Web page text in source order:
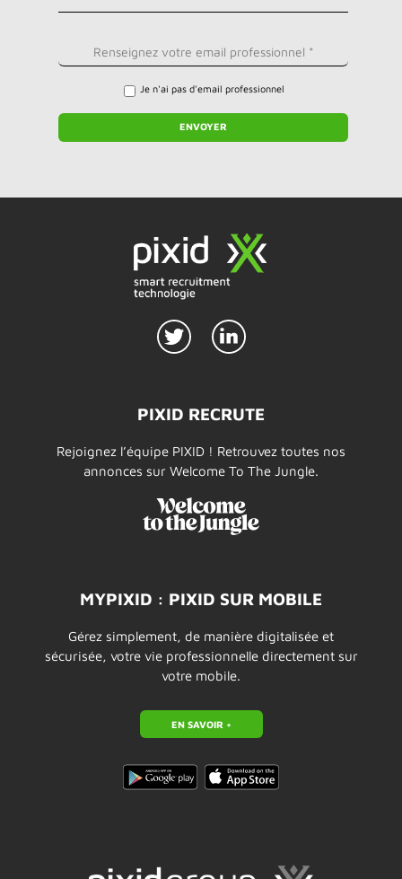
Je n'ai pas d'email professionnel
PIXID RECRUTE
Rejoignez l’équipe PIXID ! Retrouvez toutes nos
annonces sur Welcome To The Jungle.
MYPIXID : PIXID SUR MOBILE
Gérez simplement, de manière digitalisée et
sécurisée, votre vie professionnelle directement sur
votre mobile.
EN SAVOIR +